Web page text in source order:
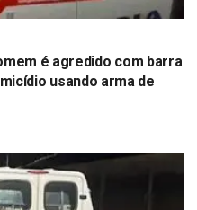
é agredido com barra
usando arma de